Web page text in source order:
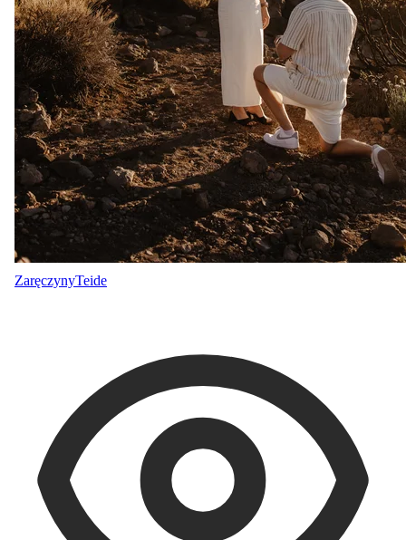
ZaręczynyTeide